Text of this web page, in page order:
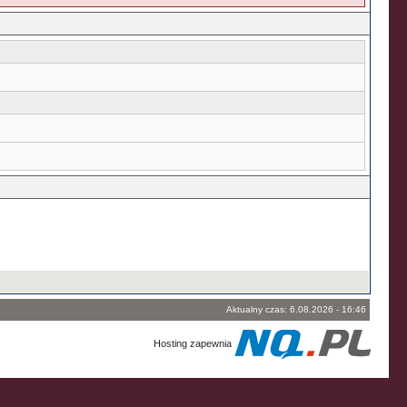
Aktualny czas: 6.08.2026 - 16:46
Hosting zapewnia